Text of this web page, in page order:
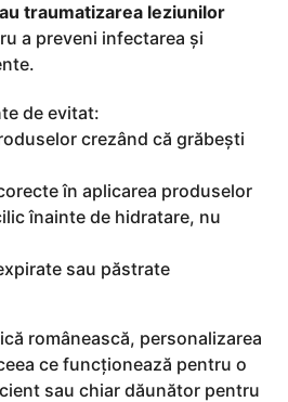
traumatizarea leziunilor
a preveni infectarea și
de evitat:
crezând că grăbești
în aplicarea produselor
înainte de hidratare, nu
sau păstrate
românească, personalizarea
ce funcționează pentru o
sau chiar dăunător pentru